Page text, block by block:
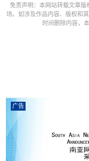
免责声明：本网站转载文章
场。如涉及作品内容、版权和
时间删除内容，
广告